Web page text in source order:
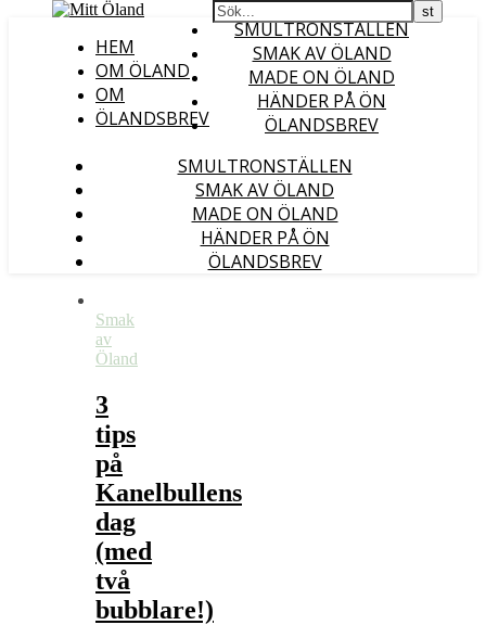
HEM
OM ÖLAND
OM
ÖLANDSBREV
SMULTRONSTÄLLEN
SMAK AV ÖLAND
MADE ON ÖLAND
HÄNDER PÅ ÖN
ÖLANDSBREV
SMULTRONSTÄLLEN
SMAK AV ÖLAND
MADE ON ÖLAND
HÄNDER PÅ ÖN
ÖLANDSBREV
Smak
av
Öland
3
tips
på
Kanelbullens
dag
(med
två
bubblare!)